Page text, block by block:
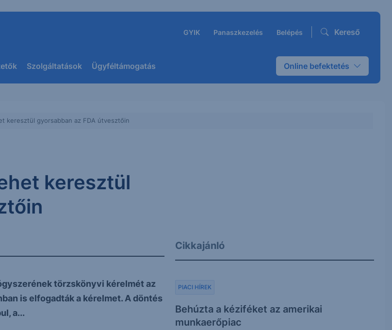
GYIK Panaszkezelés Belépés Kereső
Szolgáltatások Ügyféltámogatás Online befektetés
keresztül gyorsabban az FDA útvesztőin
keresztül
törzskönyvi kérelmét az
is elfogadták a kérelmet. A döntés
a...
Cikkajánló
Behúzta a kéziféket az amerikai
munkaerőpiac
PIACI HÍREK